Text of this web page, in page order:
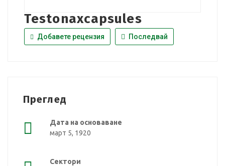
Testonaxcapsules
Добавете рецензия Последвай
Преглед
Дата на основаване
март 5, 1920
Сектори